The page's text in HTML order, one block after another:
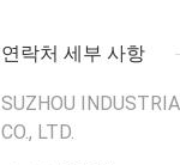
연락처 세부 사항
SUZHOU
CO., LTD.